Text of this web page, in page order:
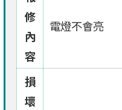
修
內
容
電燈不會亮
損
壞